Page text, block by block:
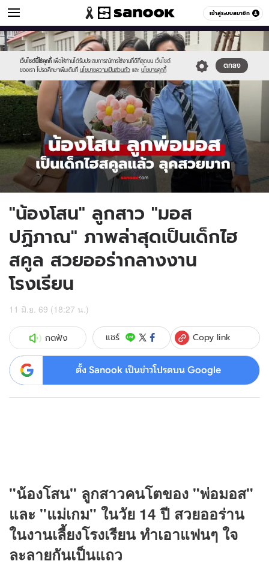
เข้าสู่ระบบสมาชิก
ข่าวบันเทิง หมวดอื่นๆ
เว็บไซต์นี้ใช้คุกกี้ เพื่อให้ท่านได้รับประสบการณ์การใช้งานที่ดีที่สุดบน เว็บไซต์
ของเรา โปรดศึกษาเพิ่มเติมที่ นโยบายความเป็นส่วนตัว และ นโยบายคุกกี้
ตกลง
Sanook
//s.isanook.com/sr/0/images/logo-
new-
sanook.png
600
60
//s.isanook.com/ns/0/ud/1978/9893762/555292929(4).jpg
"น้องโสน" ลูกสาว "มอส
ปฏิภาณ" ภาพล่าสุดเป็นเด็กไฮ
สคูล สวยออร่ากลางงาน
โรงเรียน
11 มิ.ย. 69 (18:27 น.)
กดฟัง แชร์ Copy link
ตั้ง Sanook เป็นข่าวโปรดบน Google
"น้องโสน" ลูกสาวคนโตของ "พ่อมอส"
และ "แม่เกม" ในวัย 14 ปี สวยออร่าน
ในงานเลี้ยงโรงเรียน ทำเอาแฟนๆ ใจ
ละลายกันเป็นแถว